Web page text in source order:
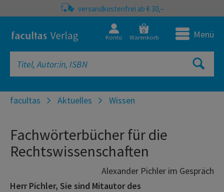
versandkostenfrei ab € 30,–
Konto
0
Warenkorb Menü
facultas Aktuelles Wissen
Fachwörterbücher für die
Rechtswissenschaften
Alexander Pichler im Gespräch
Herr Pichler, Sie sind Mitautor des